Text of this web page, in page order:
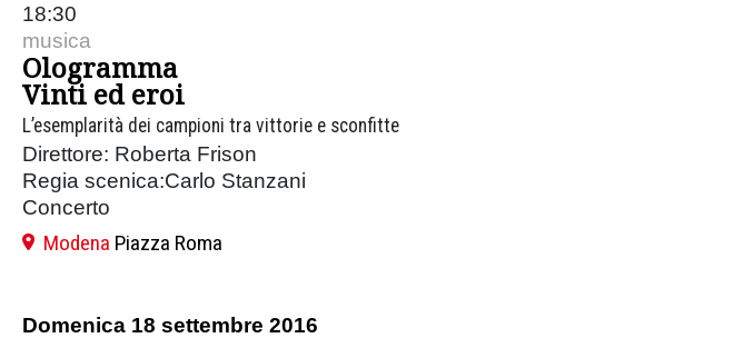
18:30
musica
Ologramma
Vinti ed eroi
L’esemplarità dei campioni tra vittorie e sconfitte
Direttore: Roberta Frison
Regia scenica:Carlo Stanzani
Concerto
Modena Piazza Roma
Domenica 18 settembre 2016